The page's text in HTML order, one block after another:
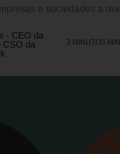
e sociedades a
- CEO da
CSO da
3 MINUTOS